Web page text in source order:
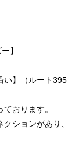
】
い】（ルート395
おります。
ションがあり、